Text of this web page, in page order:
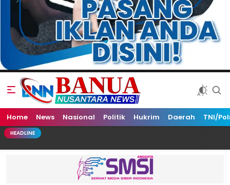
Banua Nusantara News
Home News Nasional Politik Hukrim Daerah TNI/
HEADLINE